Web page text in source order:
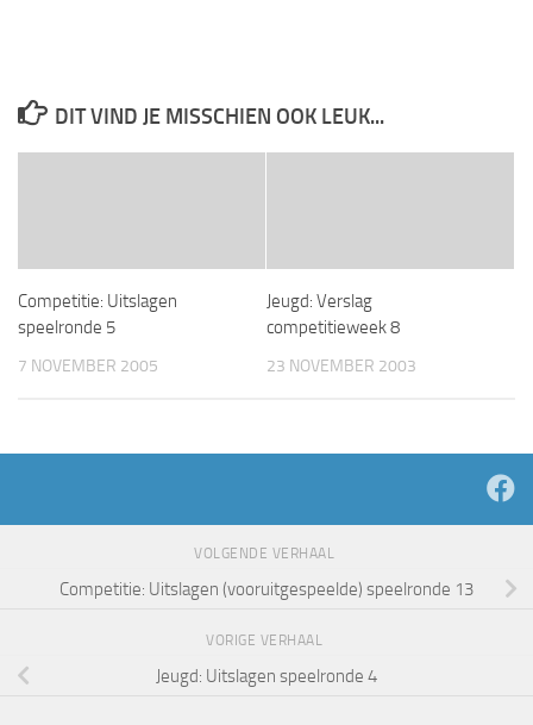
DIT VIND JE MISSCHIEN OOK LEUK...
Competitie: Uitslagen
speelronde 5
7 NOVEMBER 2005
Jeugd: Verslag
competitieweek 8
23 NOVEMBER 2003
VOLGENDE VERHAAL
Competitie: Uitslagen (vooruitgespeelde) speelronde 13
VORIGE VERHAAL
Jeugd: Uitslagen speelronde 4